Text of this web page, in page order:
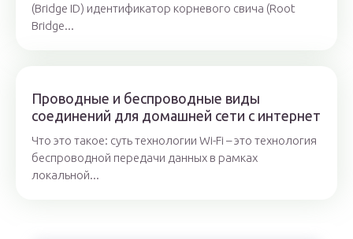
(Bridge ID) идентификатор корневого свича (Root
Bridge...
Проводные и беспроводные виды
соединений для домашней сети с интернет
Что это такое: суть технологии Wi-Fi – это технология
беспроводной передачи данных в рамках
локальной...